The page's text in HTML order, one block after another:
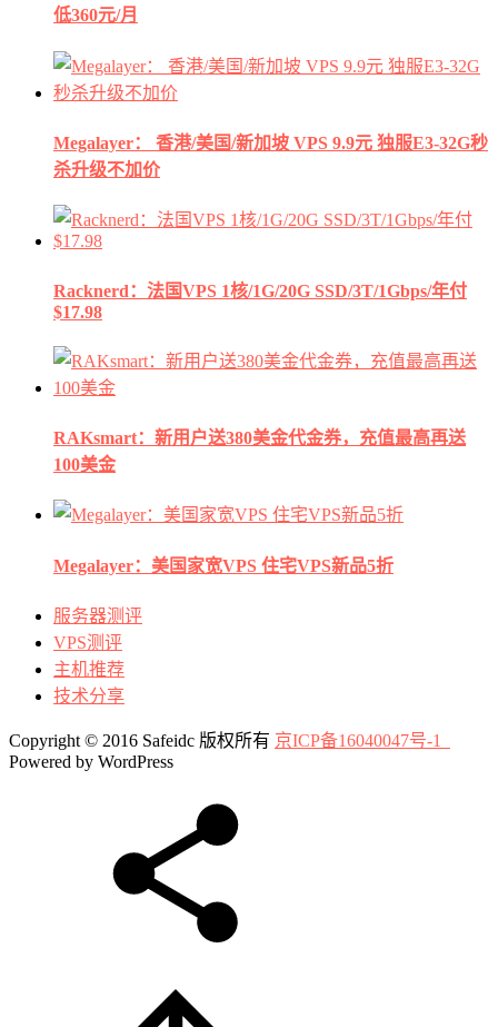
低360元/月
Megalayer： 香港/美国/新加坡 VPS 9.9元 独服E3-32G秒
杀升级不加价
Racknerd：法国VPS 1核/1G/20G SSD/3T/1Gbps/年付
$17.98
RAKsmart：新用户送380美金代金券，充值最高再送
100美金
Megalayer：美国家宽VPS 住宅VPS新品5折
服务器测评
VPS测评
主机推荐
技术分享
Copyright © 2016 Safeidc 版权所有 京ICP备16040047号-1
Powered by WordPress